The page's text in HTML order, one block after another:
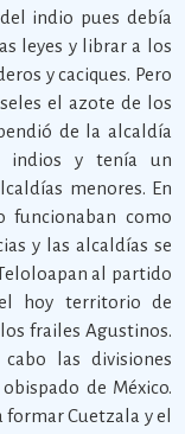
indio pues debía
leyes y librar a los
y caciques. Pero
el azote de los
de la alcaldía
indios y tenía un
menores. En
funcionaban como
y las alcaldías se
al partido
hoy territorio de
frailes Agustinos.
las divisiones
de México.
formar Cuetzala y el